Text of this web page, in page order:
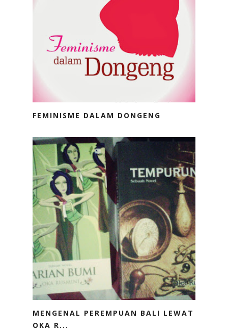
FEMINISME DALAM DONGENG
MENGENAL PEREMPUAN BALI LEWAT
OKA R...